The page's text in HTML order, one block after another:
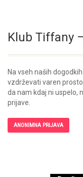
Klub Tiffany
Na vseh naših
vzdrževati varen
da nam kdaj ni uspelo,
prijave.
ANONIMNA PRIJAVA